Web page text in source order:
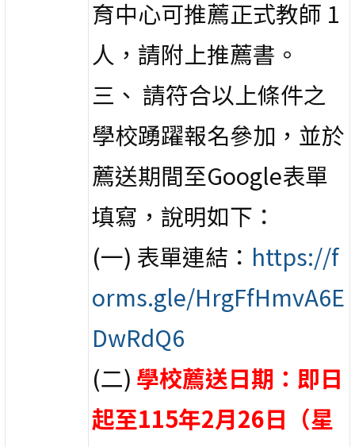
育中心可推薦正式教師 1
人，請附上推薦書。
三、 請符合以上條件之
學校踴躍報名參加，並於
薦送期間至Google表單
填寫，說明如下：
(一) 表單連結： https://f
orms.gle/HrgFfHmvA6E
DwRdQ6
(二) 學校薦送日期：即日
起至115年2月26日（星